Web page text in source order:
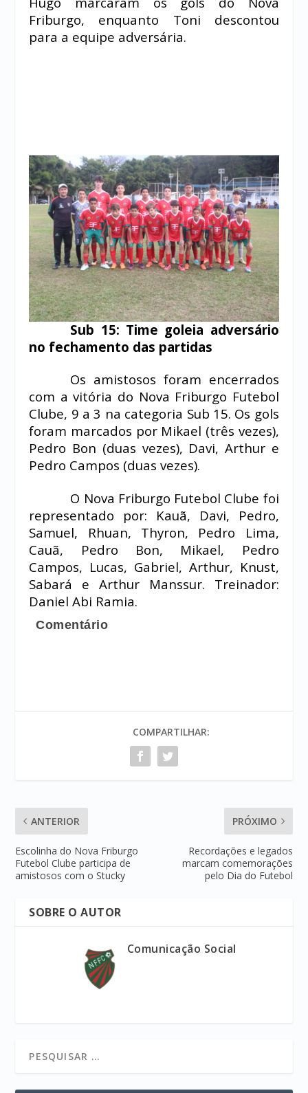
Friburgo, enquanto Toni descontou
para a equipe adversária.
Sub 15: Time goleia adversário
no fechamento das partidas
Os amistosos foram encerrados
com a vitória do Nova Friburgo Futebol
Clube, 9 a 3 na categoria Sub 15. Os gols
foram marcados por Mikael (três vezes),
Pedro Bon (duas vezes), Davi, Arthur e
Pedro Campos (duas vezes).
O Nova Friburgo Futebol Clube foi
representado por: Kauã, Davi, Pedro,
Samuel, Rhuan, Thyron, Pedro Lima,
Cauã, Pedro Bon, Mikael, Pedro
Campos, Lucas, Gabriel, Arthur, Knust,
Sabará e Arthur Manssur. Treinador:
Daniel Abi Ramia.
Comentário
COMPARTILHAR:
ANTERIOR
Escolinha do Nova Friburgo
Futebol Clube participa de
amistosos com o Stucky
PRÓXIMO
Recordações e legados
marcam comemorações
pelo Dia do Futebol
SOBRE O AUTOR
Comunicação Social